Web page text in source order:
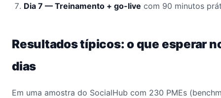
Dia 7 — Treinamento + go-live com 90 minutos
Resultados típicos: o que esperar
dias
Em uma amostra do SocialHub com 230 PMEs